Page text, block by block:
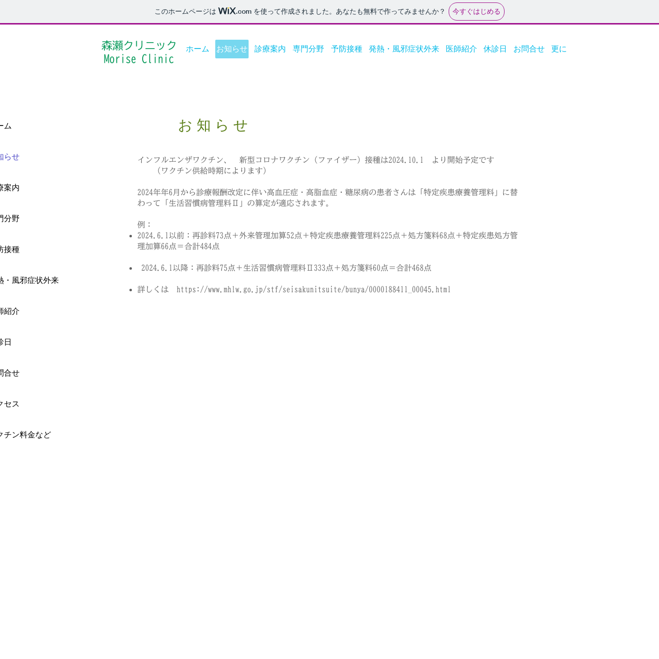
このホームページは .com を使って作成されました。あなたも無料で作ってみませんか？ 今すぐはじめる
森瀬クリニック
Morise Clinic
お 知 ら せ
インフルエンザワクチン、 新型コロナワクチン（ファイザー）接種は2024.10.1 より開始予定です
（ワクチン供給時期によります）
2024年年6月から診療報酬改定に伴い高血圧症・高脂血症・糖尿病の患者さんは「特定疾患療養管理料」に替
わって「生活習慣病管理料Ⅱ」の算定が適応されます。
例：
2024.6.1以前：再診料73点＋外来管理加算52点＋特定疾患療養管理料225点＋処方箋料68点＋特定疾患処方管
理加算66点＝合計484点
2024.6.1以降：再診料75点＋生活習慣病管理料Ⅱ333点＋処方箋料60点＝合計468点
詳しくは https://www.mhlw.go.jp/stf/seisakunitsuite/bunya/0000188411_00045.html
ホーム お知らせ 診療案内 専門分野 予防接種 発熱・風邪症状外来 医師紹介 休診日 お問合せ 更に
ム
らせ
案内
分野
接種
・風邪症状外来
紹介
日
合せ
セス
チン料金など